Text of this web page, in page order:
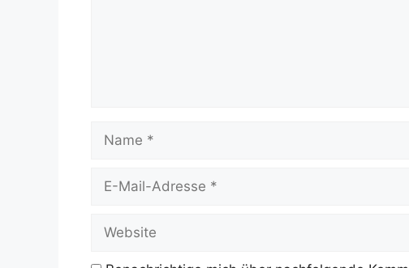
Mail-